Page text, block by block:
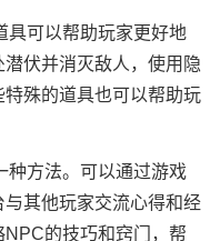
具可以帮助玩家更好地
伏并消灭敌人，使用隐
殊的道具也可以帮助玩
种方法。可以通过游戏
其他玩家交流心得和经
的技巧和窍门，帮